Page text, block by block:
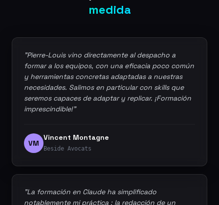
medida
"Pierre-Louis vino directamente al despacho a
formar a los equipos, con una eficacia poco común
y herramientas concretas adaptadas a nuestras
necesidades. Salimos en particular con skills que
seremos capaces de adaptar y replicar. ¡Formación
imprescindible!"
VM
Vincent Montagne
Beside Avocats
"La formación en Claude ha simplificado
notablemente mi práctica : la redacción de un